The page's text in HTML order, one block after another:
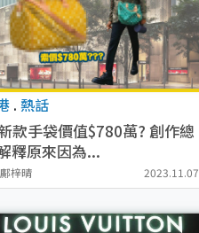
.熱話
款手袋價值$780萬? 創作總
釋原來因為...
梓晴 2023.11.07